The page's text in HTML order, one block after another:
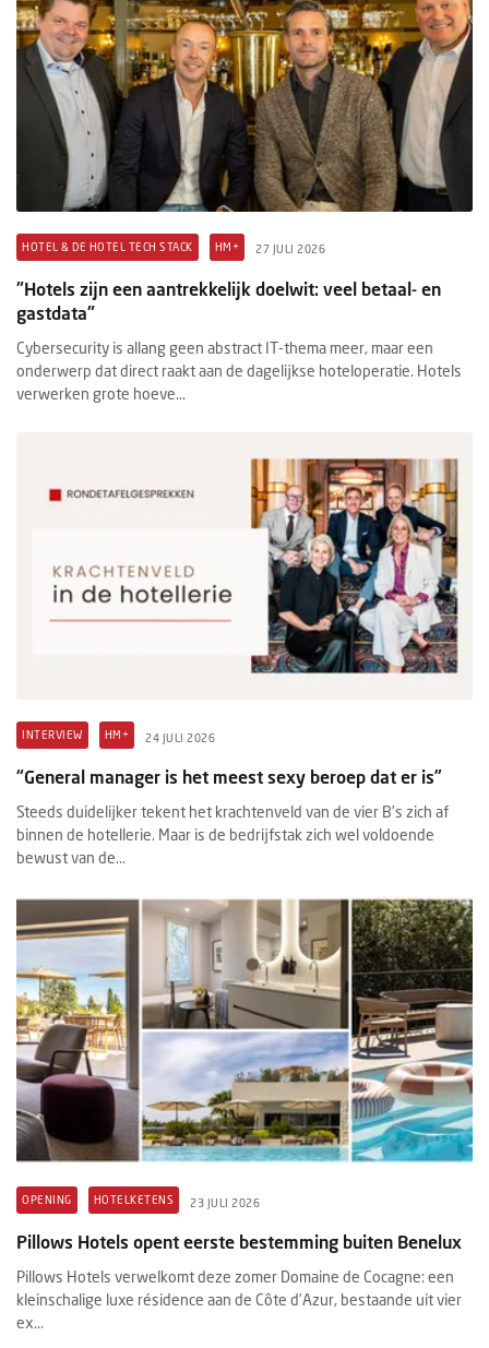
HOTEL & DE HOTEL TECH STACK HM+ 27 JULI 2026
"Hotels zijn een aantrekkelijk doelwit: veel betaal- en
gastdata"
Cybersecurity is allang geen abstract IT-thema meer, maar een
onderwerp dat direct raakt aan de dagelijkse hoteloperatie. Hotels
verwerken grote hoeve...
INTERVIEW HM+ 24 JULI 2026
“General manager is het meest sexy beroep dat er is”
Steeds duidelijker tekent het krachtenveld van de vier B’s zich af
binnen de hotellerie. Maar is de bedrijfstak zich wel voldoende
bewust van de...
OPENING HOTELKETENS 23 JULI 2026
Pillows Hotels opent eerste bestemming buiten Benelux
Pillows Hotels verwelkomt deze zomer Domaine de Cocagne: een
kleinschalige luxe résidence aan de Côte d’Azur, bestaande uit vier
ex...